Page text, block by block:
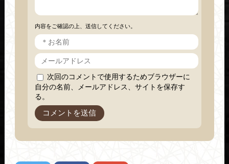
内容をご確認の上、送信してください。
次回のコメントで使用するためブラウザーに
自分の名前、メールアドレス、サイトを保存す
る。